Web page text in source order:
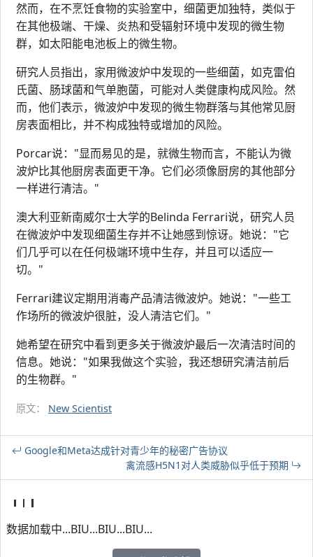
然而，在不烹饪食物的实验室中，细菌更加独特，类似于
在其他极端、干燥、炎热和受辐射环境中发现的微生物
群，如太阳能电池板上的微生物。
研究人员指出，家用微波炉中发现的一些细菌，如克雷伯
氏菌、肠球菌和气单胞菌，可能对人类健康构成风险。然
而，他们表示，微波炉中发现的微生物群落与其他常见厨
房表面相比，并不构成独特或增加的风险。
Porcar说："显而易见的是，就微生物而言，不能认为微
波炉比其他厨房表面更干净。它们必须像厨房的其他部分
一样进行清洁。"
澳大利亚新南威尔士大学的Belinda Ferrari说，研究人员
在微波炉中发现细菌生存并不让她感到惊讶。她说："它
们几乎可以在任何极端环境中生存，并且可以适应一
切。"
Ferrari建议定期用消毒产品清洁微波炉。她说："一些工
作场所的微波炉很脏，没人清洁它们。"
她希望在研究中看到更多关于微波炉最后一次清洁时间的
信息。她说："如果我做这个实验，我还想研究清洁前后
的生物群。"
原文： New Scientist
Google和Meta达成针对青少年的秘密广告协议
禽流感H5N1对人类威胁似乎低于预期
数据加载中...BIU...BIU...BIU...